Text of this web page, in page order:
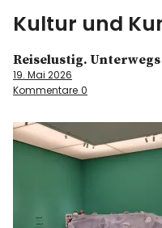
Kultur und
kultur & kunst
Spiele
Reiselustig.
19. Mai 2026
Kommentare 0